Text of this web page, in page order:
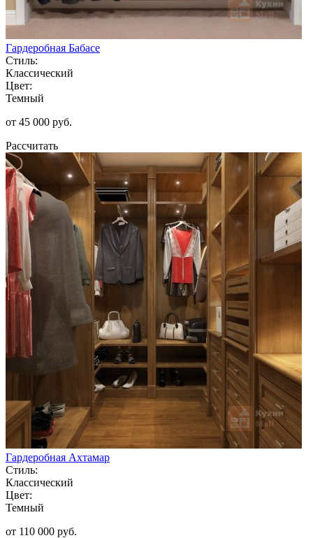
Гардеробная Бабасе
Стиль:
Классический
Цвет:
Темный
от 45 000 руб.
Рассчитать
Гардеробная Ахтамар
Стиль:
Классический
Цвет:
Темный
от 110 000 руб.